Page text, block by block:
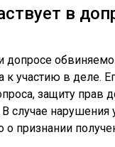
в
допросе
к участию в деле.
защиту прав
В случае
о признании